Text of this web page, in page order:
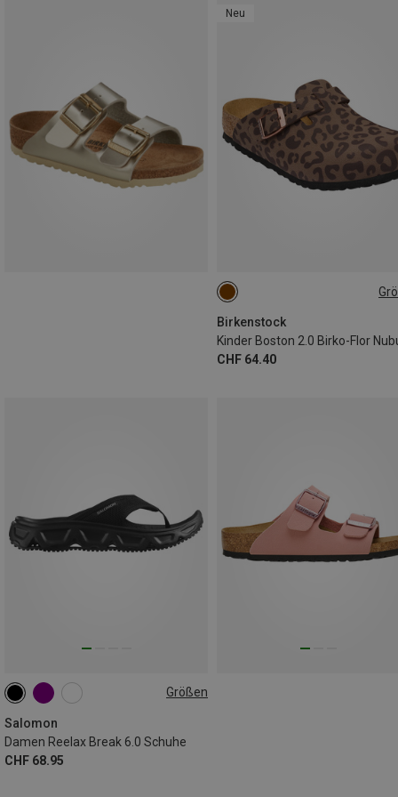
Neu
Birkenstock
CHF 64.40
Größen
Salomon
Damen Reelax Break 6.0 Schuhe
CHF 68.95